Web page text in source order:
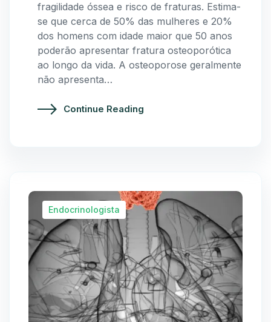
fragilidade óssea e risco de fraturas. Estima-
se que cerca de 50% das mulheres e 20%
dos homens com idade maior que 50 anos
poderão apresentar fratura osteoporótica
ao longo da vida. A osteoporose geralmente
não apresenta…
Continue Reading
Endocrinologista